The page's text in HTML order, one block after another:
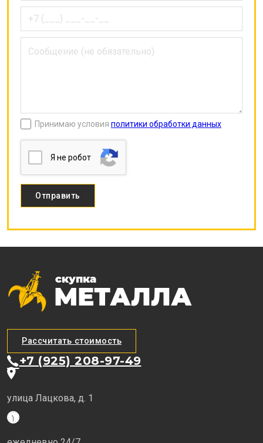
Принимаю условия политики обработки данных
Я нe poбoт
Рассчитать стоимость
+7 (925) 208-97-49
улица Лацкова, д. 1